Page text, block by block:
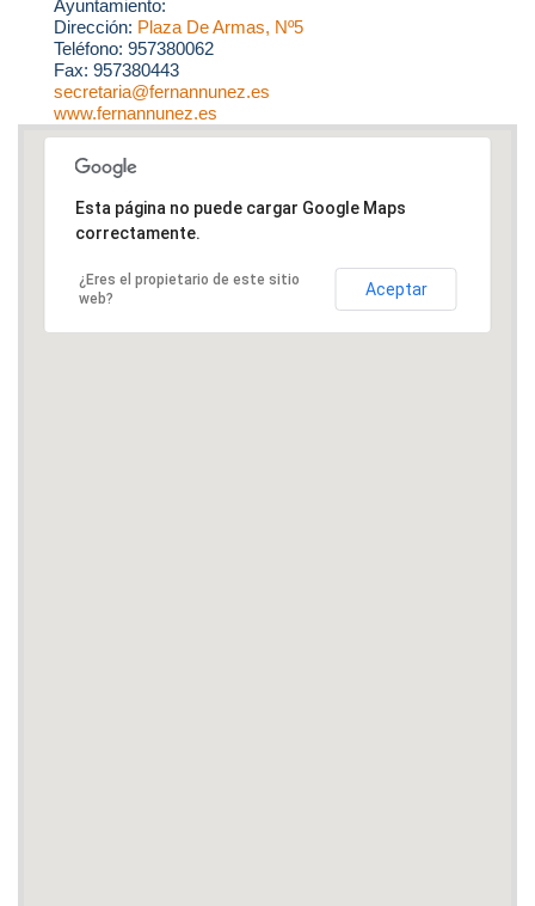
Ayuntamiento:
Dirección: Plaza De Armas, Nº5
Teléfono: 957380062
Fax: 957380443
secretaria@fernannunez.es
www.fernannunez.es
Esta página no puede cargar Google Maps
correctamente.
¿Eres el propietario de este sitio
web?
Aceptar